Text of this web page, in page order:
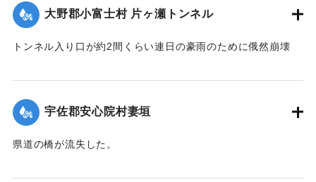
｜固有コード:00275053
大野郡小富士村 片ヶ瀬トンネル
トンネル入り口が約2間くらい連日の豪雨のために俄然崩壊
動車の運転手、10数名が必死になって復旧に務めたので19日
は人馬の通行も安全となったが、目下泥濘約5寸くらいの深さ
で極めて通行困難である。
【出典：大分新聞 大正12年6月22日 朝刊4面】
宇佐郡安心院村妻垣
県道の橋が流失した。